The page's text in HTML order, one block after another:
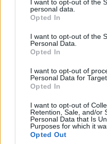
not limited to your visit or
grant or deny consent to
use your data for below
consent section.
I want to opt-out of the
personal data.
Opted In
I want to opt-out of the
Personal Data.
Opted In
I want to opt-out of
Personal Data for
Opted In
I want to opt-out of
Retention, Sale, and/or
Personal Data that Is
Purposes for which it
Opted Out
18η συνεχόμενη χρονιά για
δεικτών FTSE4Good
Alpha Bank: Για πρώτη φορά
άνοιξε τις πύλες του σε